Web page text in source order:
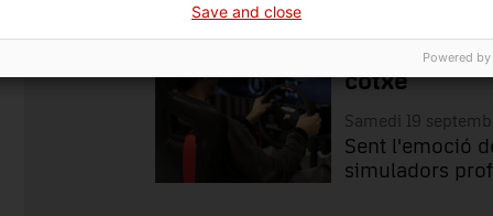
Reobertura
cotxe
Samedi 19
Sent l'emoció
simuladors
Save and close
Powered by